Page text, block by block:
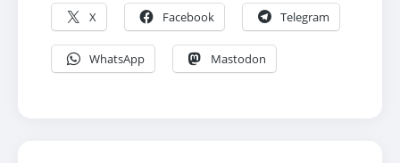
X Facebook Telegram
WhatsApp Mastodon